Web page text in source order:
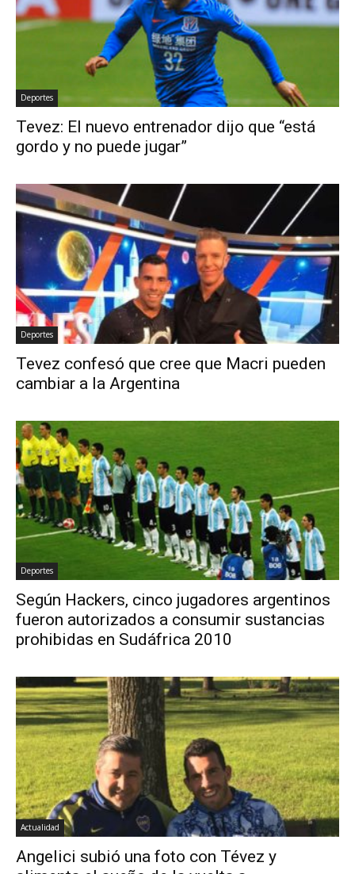
Deportes
Tevez: El nuevo entrenador dijo que “está
gordo y no puede jugar”
Deportes
Tevez confesó que cree que Macri pueden
cambiar a la Argentina
Deportes
Según Hackers, cinco jugadores argentinos
fueron autorizados a consumir sustancias
prohibidas en Sudáfrica 2010
Actualidad
Angelici subió una foto con Tévez y